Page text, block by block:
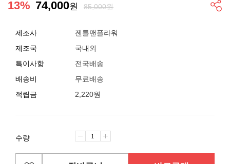
13% 74,000원 85,000원
제조사
젠틀맨플라워
제조국
국내외
특이사항
전국배송
배송비
무료배송
적립금
2,220원
수량